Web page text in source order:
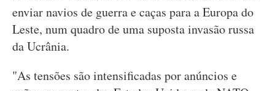
enviar navios de guerra e caças para a Europa do
Leste, num quadro de uma suposta invasão russa
da Ucrânia.
"As tensões são intensificadas por anúncios e